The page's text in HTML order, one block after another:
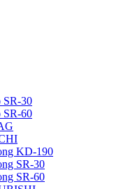
SR-30
SR-60
KD-190
SR-30
SR-60